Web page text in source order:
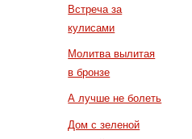
Встреча за
кулисами
Молитва вылитая
в бронзе
А лучше не болеть
Дом с зеленой